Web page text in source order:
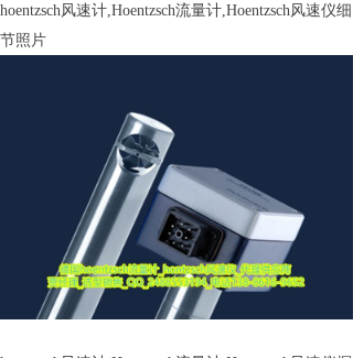
hoentzsch风速计,Hoentzsch流量计,Hoentzsch风速仪细
节照片